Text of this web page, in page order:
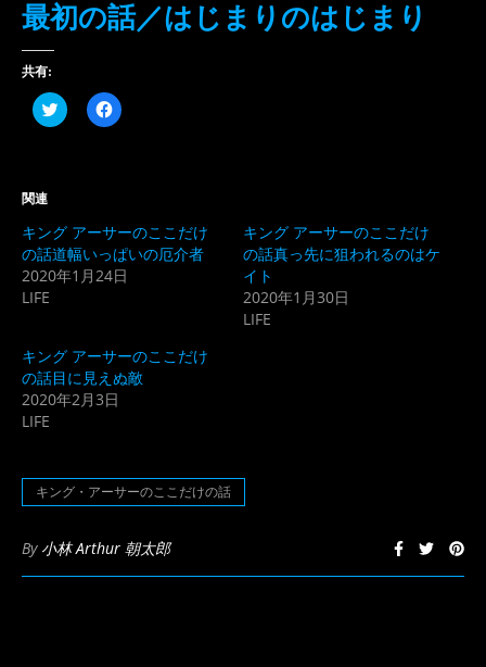
最初の話／はじまりのはじまり
共有:
ク
リ
有
(新
し
い
ウ
ウ
で
開
き
ま
Facebook
で
リ
ッ
ク
し
て
(新
し
い
ウ
で
開
き
関連
キング アーサーのここだけ
の話道幅いっぱいの厄介者
2020年1月24日
LIFE
キング アーサーのここだけ
の話真っ先に狙われるのはケ
イト
2020年1月30日
LIFE
キング アーサーのここだけ
の話目に見えぬ敵
2020年2月3日
LIFE
キング・アーサーのここだけの話
By 小林 Arthur 朝太郎